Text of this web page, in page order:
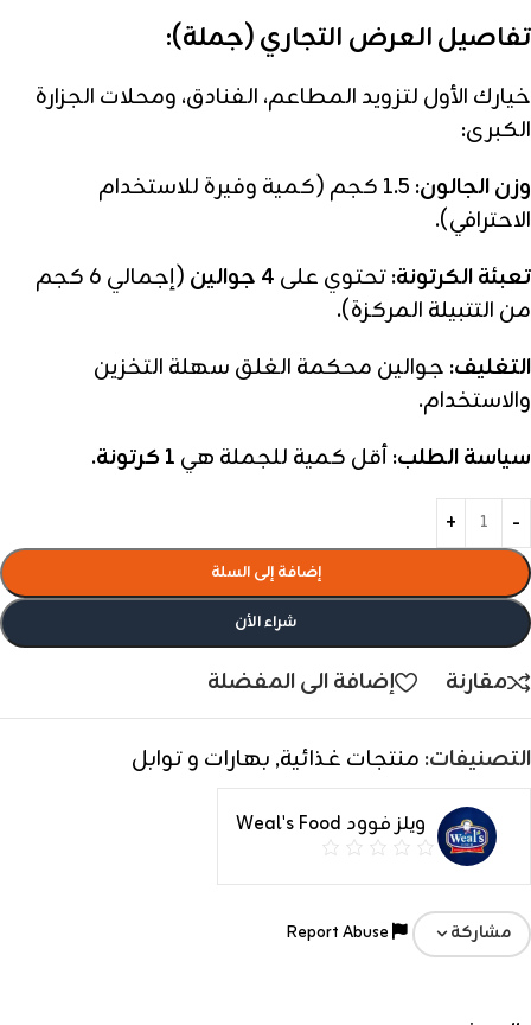
تفاصيل العرض التجاري (جملة):
خيارك الأول لتزويد المطاعم، الفنادق، ومحلات الجزارة
الكبرى:
وزن الجالون:
1.5 كجم (كمية وفيرة للاستخدام
الاحترافي).
تعبئة الكرتونة:تحتوي على 4 جوالين
(إجمالي 6 كجم
من التتبيلة المركزة).
التغليف: جوالين محكمة الغلق سهلة التخزين
والاستخدام.
سياسة الطلب:أقل كمية للجملة هي 1 كرتونة .
إضافة إلى السلة
شراء الأن
مقارنة إضافة الى المفضلة
التصنيفات: منتجات غذائية, بهارات و توابل
ويلز فوود Weal's Food
مشاركة